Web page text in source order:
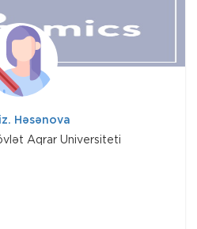
Həsənova
Aqrar Universiteti